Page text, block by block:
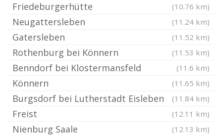
Friedeburgerhütte (10.76 km)
Neugattersleben (11.24 km)
Gatersleben (11.52 km)
Rothenburg bei Könnern (11.53 km)
Benndorf bei Klostermansfeld (11.6 km)
Könnern (11.65 km)
Burgsdorf bei Lutherstadt Eisleben (11.84 km)
Freist (12.11 km)
Nienburg Saale (12.13 km)